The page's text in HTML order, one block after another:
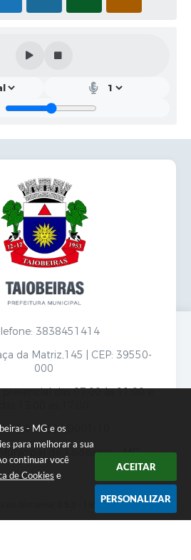
- MG e os
para melhorar a sua
continuar você
de Cookies e
ACEITAR
PERSONALIZAR
3838451414
da Matriz,145 | CEP: 39550-
000
das 07:00 às 11:00 e
18.017.384/0001-10
de Taiobeiras - MG
3.5.3 - 19/06/2026